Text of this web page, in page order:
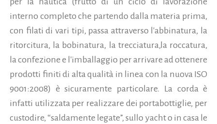
interno completo che partendo dalla materia prima,
con filati di vari tipi, passa attraverso l'abbinatura, la
ritorcitura, la bobinatura, la trecciatura,la roccatura,
la confezione e l'imballaggio per arrivare ad ottenere
prodotti finiti di alta qualità in linea con la nuova ISO
9001:2008) è sicuramente particolare. La corda è
infatti utilizzata per realizzare dei portabottiglie, per
custodire, “saldamente legate”, sullo yacht o in casa le